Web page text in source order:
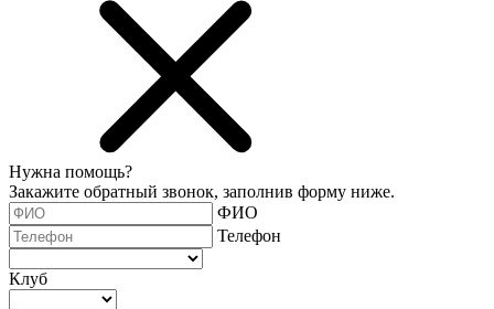
Нужна помощь?
Закажите обратный звонок, заполнив форму ниже.
ФИО
Телефон
Клуб